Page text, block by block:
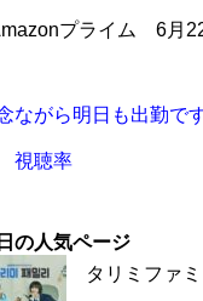
プライム 6月
ながら明日も出勤で
視聴率
の人気ページ
タリミファ